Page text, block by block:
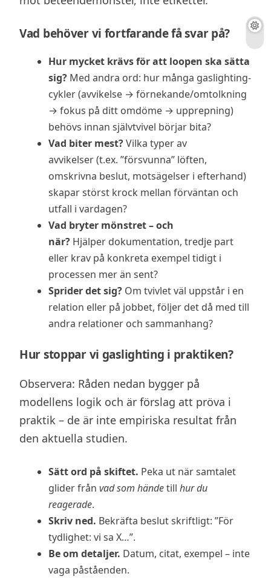
Vad behöver vi fortfarande få svar på?
Hur mycket krävs för att loopen ska sätta
sig? Med andra ord: hur många gaslighting-
cykler (avvikelse → förnekande/omtolkning
→ fokus på ditt omdöme → upprepning)
behövs innan självtvivel börjar bita?
Vad biter mest?Vilka typer av
avvikelser (t.ex. ”försvunna” löften,
omskrivna beslut, motsägelser i efterhand)
skapar störst krock mellan förväntan och
utfall i vardagen?
Vad bryter mönstret – och
när? Hjälper dokumentation, tredje part
eller krav på konkreta exempel tidigt i
processen mer än sent?
Sprider det sig? Om tvivlet väl uppstår i en
relation eller på jobbet, följer det då med till
andra relationer och sammanhang?
Hur stoppar vi gaslighting i praktiken?
Observera: Råden nedan bygger på
modellens logik och är förslag att pröva i
praktik – de är inte empiriska resultat från
den aktuella studien.
Sätt ord på skiftet. Peka ut när samtalet
glider från vad som händetill hur du
reagerade.
Skriv ned. Bekräfta beslut skriftligt: ”För
tydlighet: vi sa X…”.
Be om detaljer. Datum, citat, exempel – inte
vaga påståenden.